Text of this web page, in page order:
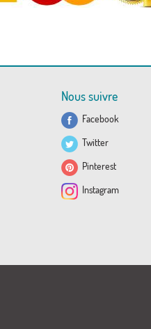
Nous suivre
Facebook
Twitter
Pinterest
Instagram